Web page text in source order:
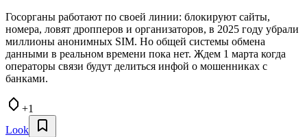
Госорганы работают по своей линии: блокируют сайты,
номера, ловят дропперов и организаторов, в 2025 году убрали
миллионы анонимных SIM. Но общей системы обмена
данными в реальном времени пока нет. Ждем 1 марта когда
операторы связи будут делиться инфой о мошенниках с
банками.
+1
Look